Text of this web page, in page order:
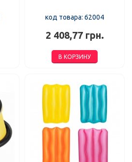
код товара: 62004
2 408,77 грн.
В КОРЗИНУ